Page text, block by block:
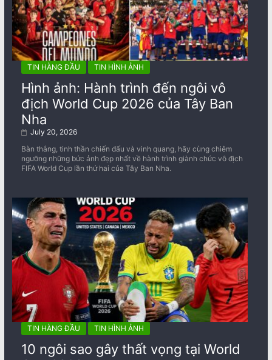
TIN HÀNG ĐẦU TIN HÌNH ẢNH
Hình ảnh: Hành trình đến ngôi vô
địch World Cup 2026 của Tây Ban
Nha
July 20, 2026
Bàn thắng, tinh thần chiến đấu và vinh quang, hãy cùng chiêm
ngưỡng những bức ảnh đẹp nhất về ​​hành trình giành chức vô địch
FIFA World Cup lần thứ hai của Tây Ban Nha.
TIN HÀNG ĐẦU TIN HÌNH ẢNH
10 ngôi sao gây thất vọng tại World